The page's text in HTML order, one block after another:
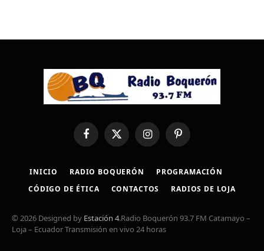
FacebookX
(Twitter)
InstagramPinterest
INICIO RADIO BOQUERÓN
PROGRAMACIÓN
CÓDIGO DE ÉTICA
CONTACTOS RADIOS DE LOJA
© 2026 Designed by Estación 4.Radio Boquerón 93.7 FM Catamayo –
Loja – Ecuador Transmisión en vivo 24 horas